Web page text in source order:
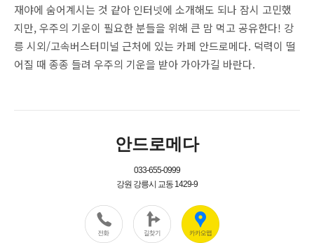
재야에 숨어계시는 것 같아 인터넷에 소개해도 되나 잠시 고민했
지만, 우주의 기운이 필요한 분들을 위해 큰 맘 먹고 공유한다! 강
릉 시외/고속버스터미널 근처에 있는 카페 안드로메다. 덕력이 떨
어질 때 종종 들려 우주의 기운을 받아 가아가길 바란다.